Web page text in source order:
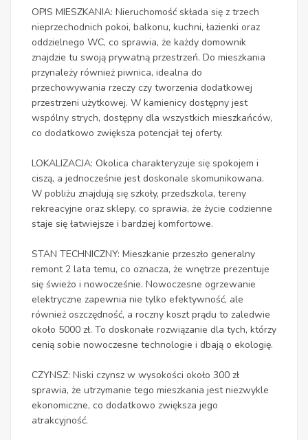
OPIS MIESZKANIA: Nieruchomość składa się z trzech
nieprzechodnich pokoi, balkonu, kuchni, łazienki oraz
oddzielnego WC, co sprawia, że każdy domownik
znajdzie tu swoją prywatną przestrzeń. Do mieszkania
przynależy również piwnica, idealna do
przechowywania rzeczy czy tworzenia dodatkowej
przestrzeni użytkowej. W kamienicy dostępny jest
wspólny strych, dostępny dla wszystkich mieszkańców,
co dodatkowo zwiększa potencjał tej oferty.
LOKALIZACJA: Okolica charakteryzuje się spokojem i
ciszą, a jednocześnie jest doskonale skomunikowana.
W pobliżu znajdują się szkoły, przedszkola, tereny
rekreacyjne oraz sklepy, co sprawia, że życie codzienne
staje się łatwiejsze i bardziej komfortowe.
STAN TECHNICZNY: Mieszkanie przeszło generalny
remont 2 lata temu, co oznacza, że wnętrze prezentuje
się świeżo i nowocześnie. Nowoczesne ogrzewanie
elektryczne zapewnia nie tylko efektywność, ale
również oszczędność, a roczny koszt prądu to zaledwie
około 5000 zł. To doskonałe rozwiązanie dla tych, którzy
cenią sobie nowoczesne technologie i dbają o ekologię.
CZYNSZ: Niski czynsz w wysokości około 300 zł
sprawia, że utrzymanie tego mieszkania jest niezwykle
ekonomiczne, co dodatkowo zwiększa jego
atrakcyjność.